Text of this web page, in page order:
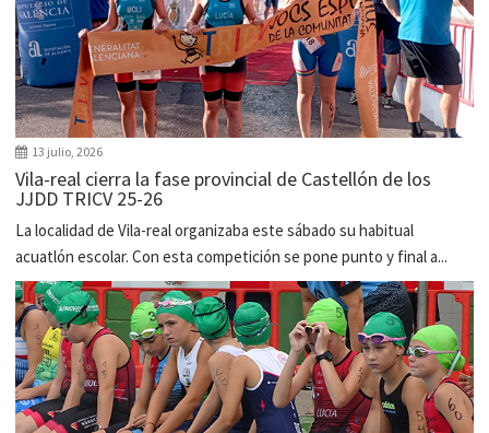
13 julio, 2026
Vila-real cierra la fase provincial de Castellón de los
JJDD TRICV 25-26
La localidad de Vila-real organizaba este sábado su habitual
acuatlón escolar. Con esta competición se pone punto y final a...